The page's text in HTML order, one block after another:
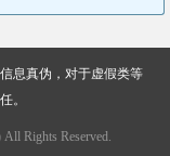
息真伪，对于虚假类等
。
Rights Reserved.